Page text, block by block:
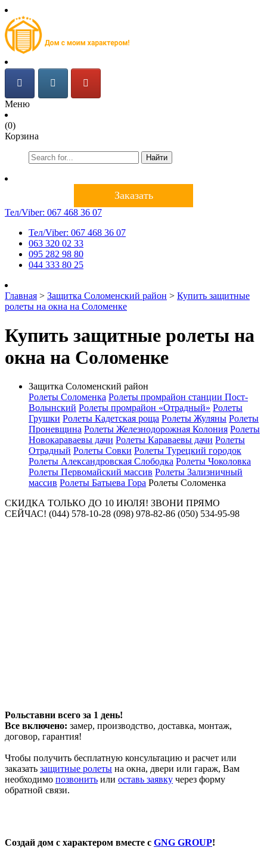
Меню
(0)
Корзина
Найти
Заказать
Тел/Viber: 067 468 36 07
Тел/Viber: 067 468 36 07
063 320 02 33
095 282 98 80
044 333 80 25
Главная > Защитка Соломенский район > Купить защитные
ролеты на окна на Соломенке
Купить защитные ролеты на
окна на Соломенке
Защитка Соломенский район
Ролеты Соломенка Ролеты промрайон станции Пост-
Волынский Ролеты промрайон «Отрадный» Ролеты
Грушки Ролеты Кадетская роща Ролеты Жуляны Ролеты
Проневщина Ролеты Железнодорожная Колония Ролеты
Новокараваевы дачи Ролеты Караваевы дачи Ролеты
Отрадный Ролеты Совки Ролеты Турецкий городок
Ролеты Александровская Слободка Ролеты Чоколовка
Ролеты Первомайский массив Ролеты Зализничный
массив Ролеты Батыева Гора Ролеты Соломенка
СКИДКА ТОЛЬКО ДО 10 ИЮЛЯ! ЗВОНИ ПРЯМО
СЕЙЧАС! (044) 578-10-28 (098) 978-82-86 (050) 534-95-98
Рольставни всего за 1 день!
Все включено: замер, производство, доставка, монтаж,
договор, гарантия!
Чтобы получить бесплатную консультацию и расчет или
заказать защитные ролеты на окна, двери или гараж, Вам
необходимо позвонить или оставь заявку через форму
обратной связи.
Создай дом с характером вместе с GNG GROUP!